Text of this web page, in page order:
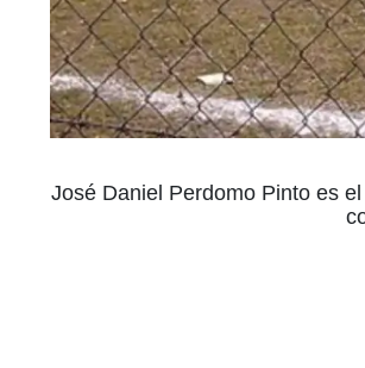
José Daniel Perdomo Pinto es